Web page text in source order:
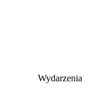
Wydarzenia